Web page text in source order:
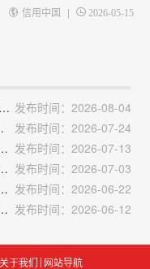
信用中国 | 2026-05-15
1.信用中国：湖南出台12条措施激发消费投资活力 发布时间：2026-08-04
不明”等痛点
发布时间：2026-07-24
局扎实推进“信易+餐饮”工作 发布时间：2026-07-13
立激励机制 筑牢寄递安全防线 发布时间：2026-07-03
持续提升资本项目开放水平 发布时间：2026-06-22
续完善纳税缴费信用管理 发布时间：2026-06-12
关于我们 网站导航